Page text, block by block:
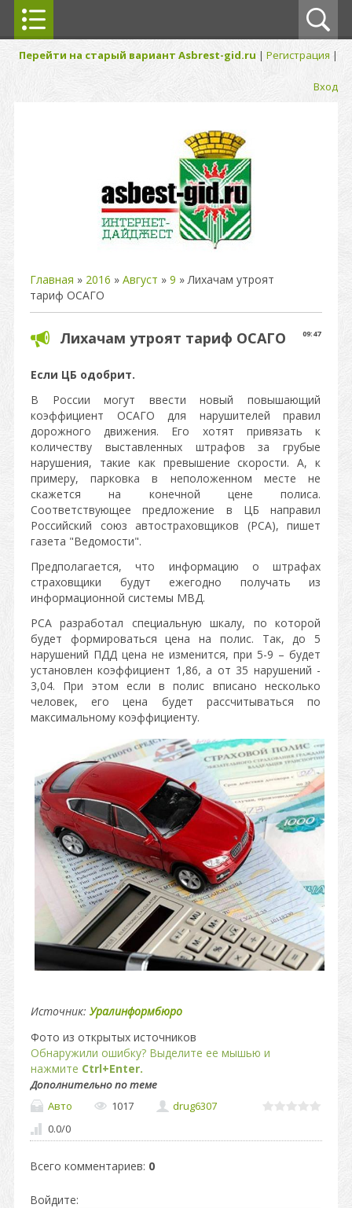
Перейти на старый вариант Asbrest-gid.ru | Регистрация |
Вход
Главная » 2016 » Август » 9 » Лихачам утроят
тариф ОСАГО
09:47
Лихачам утроят тариф ОСАГО
Если ЦБ одобрит.
В России могут ввести новый повышающий
коэффициент ОСАГО для нарушителей правил
дорожного движения. Его хотят привязать к
количеству выставленных штрафов за грубые
нарушения, такие как превышение скорости. А, к
примеру, парковка в неположенном месте не
скажется на конечной цене полиса.
Соответствующее предложение в ЦБ направил
Российский союз автостраховщиков (РСА), пишет
газета "Ведомости".
Предполагается, что информацию о штрафах
страховщики будут ежегодно получать из
информационной системы МВД.
РСА разработал специальную шкалу, по которой
будет формироваться цена на полис. Так, до 5
нарушений ПДД цена не изменится, при 5-9 – будет
установлен коэффициент 1,86, а от 35 нарушений -
3,04. При этом если в полис вписано несколько
человек, его цена будет рассчитываться по
максимальному коэффициенту.
Источник: Уралинформбюро
Фото из открытых источников
Обнаружили ошибку? Выделите ее мышью и
нажмите Ctrl+Enter.
Дополнительно по теме
Авто
1017
drug6307
0.0/0
Всего комментариев: 0
Войдите: